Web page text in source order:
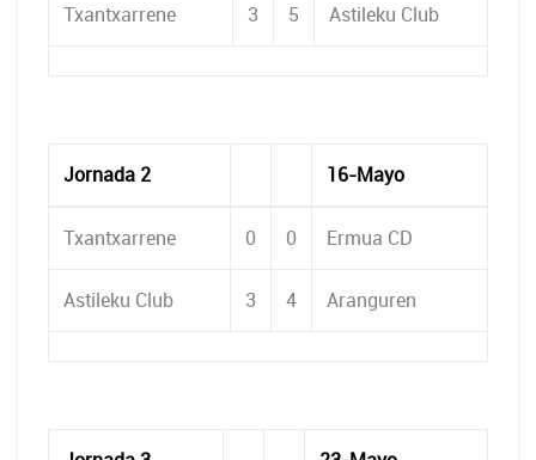
Txantxarrene 3 5 Astileku Club
Jornada 2 16-Mayo
Txantxarrene 0 0 Ermua CD
Astileku Club 3 4 Aranguren